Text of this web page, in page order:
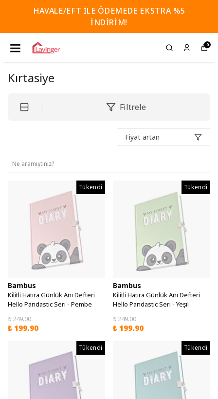
HAVALE/EFT İLE ÖDEMEDE EKSTRA %5
İNDİRİM!
0
Kırtasiye
Filtrele
Fiyat artan
Tükendi
Bambus
Kilitli Hatıra Günlük Anı Defteri
Hello Pandastic Seri - Pembe
₺ 249.00
₺ 199.90
Tükendi
Bambus
Kilitli Hatıra Günlük Anı Defteri
Hello Pandastic Seri - Yeşil
₺ 249.00
₺ 199.90
Tükendi Tükendi